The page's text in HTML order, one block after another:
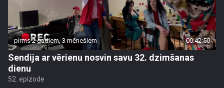
pirms 2 gadiem, 3 mēnešiem 00:42:50
Sendija ar vērienu nosvin savu 32. dzimšanas
dienu
52. epizode